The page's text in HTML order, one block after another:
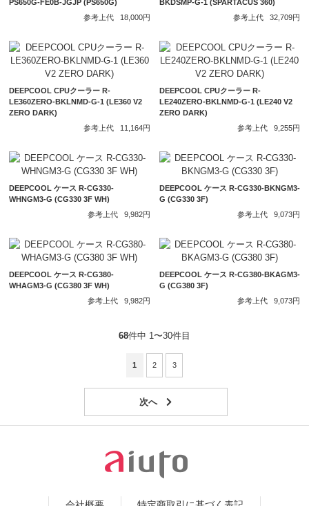
PS650G-FE0B-JGJP (PS650G)
参考上代
18,000円
BKDSMP-G-1 (SPARTACUS 360)
参考上代
32,709円
DEEPCOOL CPUクーラー R-
LE360ZERO-BKLNMD-G-1 (LE360 V2
ZERO DARK)
参考上代
11,164円
DEEPCOOL CPUクーラー R-
LE240ZERO-BKLNMD-G-1 (LE240 V2
ZERO DARK)
参考上代
9,255円
DEEPCOOL ケース R-CG330-
WHNGM3-G (CG330 3F WH)
参考上代
9,982円
DEEPCOOL ケース R-CG330-BKNGM3-
G (CG330 3F)
参考上代
9,073円
DEEPCOOL ケース R-CG380-
WHAGM3-G (CG380 3F WH)
参考上代
9,982円
DEEPCOOL ケース R-CG380-BKAGM3-
G (CG380 3F)
参考上代
9,073円
68件中 1〜30件目
1 2 3